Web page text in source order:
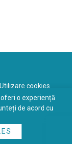
Utilizare cookies
by
o experiență
de acord cu